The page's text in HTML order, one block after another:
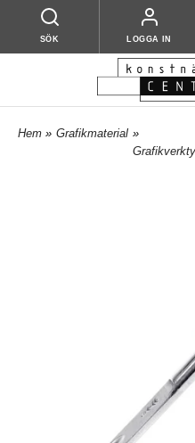
SÖK LOGGA IN
Hem » Grafikmaterial »